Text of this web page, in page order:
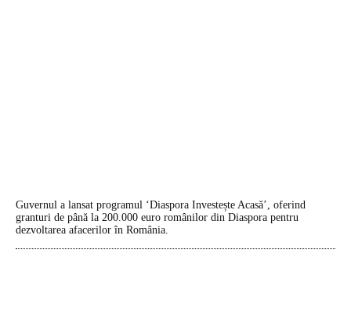
Guvernul a lansat programul ‘Diaspora Investește Acasă’, oferind
granturi de până la 200.000 euro românilor din Diaspora pentru
dezvoltarea afacerilor în România.